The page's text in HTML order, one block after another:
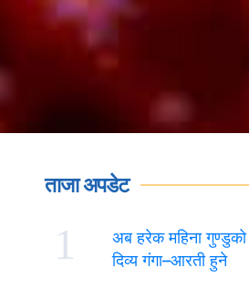
ताजा अपडेट
1
अब हरेक महिना
दिव्य गंगा–आरती हुने